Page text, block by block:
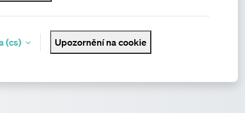
‎(cs)‎ Upozornění na cookie